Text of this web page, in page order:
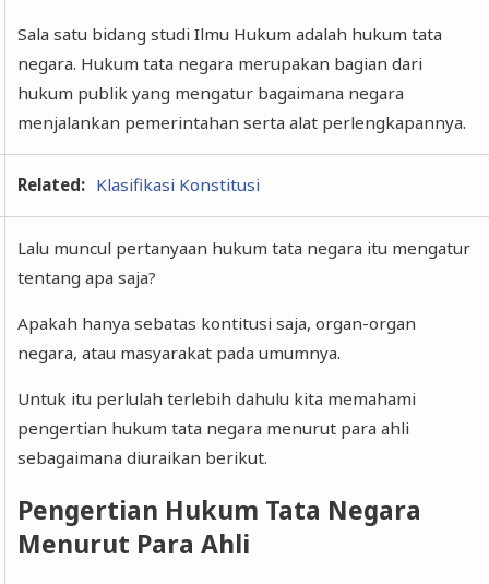
Sala satu bidang studi Ilmu Hukum adalah hukum tata
negara. Hukum tata negara merupakan bagian dari
hukum publik yang mengatur bagaimana negara
menjalankan pemerintahan serta alat perlengkapannya.
Related: Klasifikasi Konstitusi
Lalu muncul pertanyaan hukum tata negara itu mengatur
tentang apa saja?
Apakah hanya sebatas kontitusi saja, organ-organ
negara, atau masyarakat pada umumnya.
Untuk itu perlulah terlebih dahulu kita memahami
pengertian hukum tata negara menurut para ahli
sebagaimana diuraikan berikut.
Pengertian Hukum Tata Negara
Menurut Para Ahli